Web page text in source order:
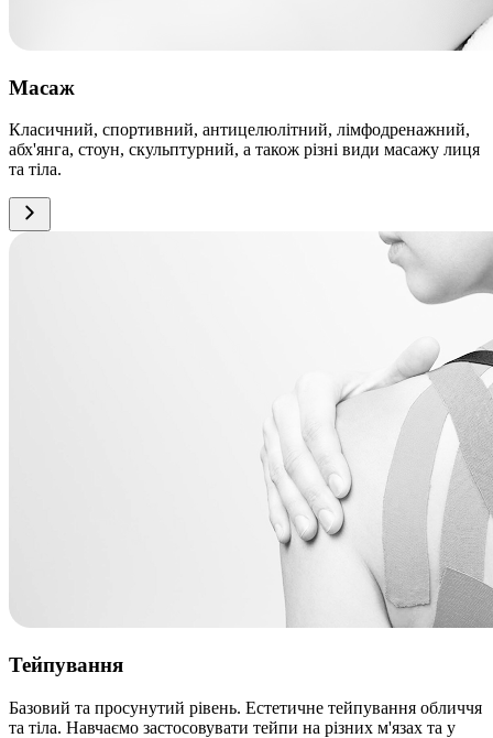
Масаж
Класичний, спортивний, антицелюлітний, лімфодренажний,
абх'янга, стоун, скульптурний, а також різні види масажу лиця
та тіла.
Тейпування
Базовий та просунутий рівень. Естетичне тейпування обличчя
та тіла. Навчаємо застосовувати тейпи на різних м'язах та у